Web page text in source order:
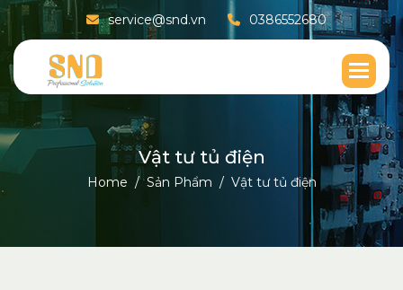
service@snd.vn 0386552680
Vật tư tủ điện
Home Sản Phẩm Vật tư tủ điện